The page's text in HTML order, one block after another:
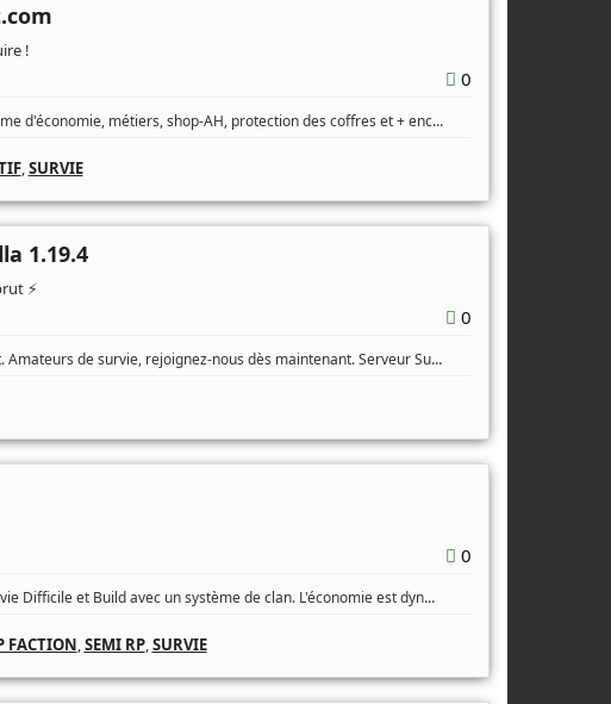
!
0
d'économie, métiers, shop-AH, protection des coffres et + enc...
,SURVIE
1.19.4
⚡
0
Amateurs de survie, rejoignez-nous dès maintenant. Serveur Su...
0
Difficile et Build avec un système de clan. L'économie est dyn...
FACTION,SEMI RP,SURVIE